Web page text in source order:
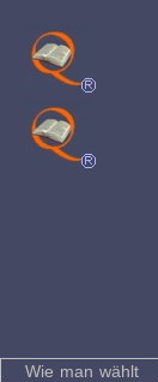
Wie man wählt